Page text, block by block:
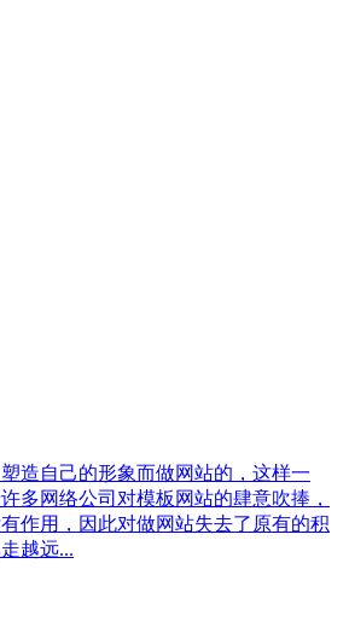
造自己的形象而做网站的，这样一
多网络公司对模板网站的肆意吹捧，
作用，因此对做网站失去了原有的积
越远...